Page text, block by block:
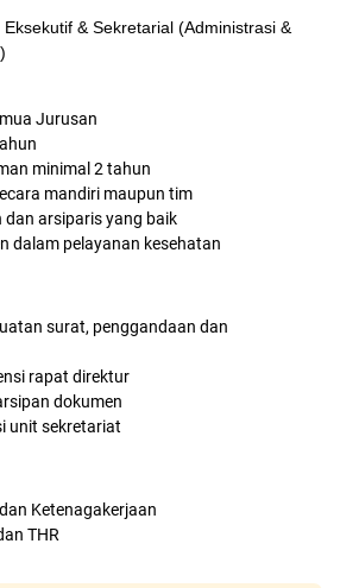
& Sekretarial (Administrasi &
Jurusan
minimal 2 tahun
mandiri maupun tim
dan arsiparis yang baik
dalam pelayanan kesehatan
surat, penggandaan dan
rapat direktur
dokumen
unit sekretariat
Ketenagakerjaan
THR